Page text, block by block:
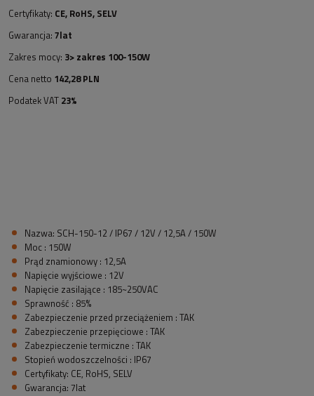
Certyfikaty: CE, RoHS, SELV
Gwarancja: 7lat
Zakres mocy: 3> zakres 100-150W
Cena netto 142,28 PLN
Podatek VAT 23%
Nazwa: SCH-150-12 / IP67 / 12V / 12,5A / 150W
Moc : 150W
Prąd znamionowy : 12,5A
Napięcie wyjściowe : 12V
Napięcie zasilające : 185~250VAC
Sprawność : 85%
Zabezpieczenie przed przeciążeniem : TAK
Zabezpieczenie przepięciowe : TAK
Zabezpieczenie termiczne : TAK
Stopień wodoszczelności : IP67
Certyfikaty: CE, RoHS, SELV
Gwarancja: 7lat